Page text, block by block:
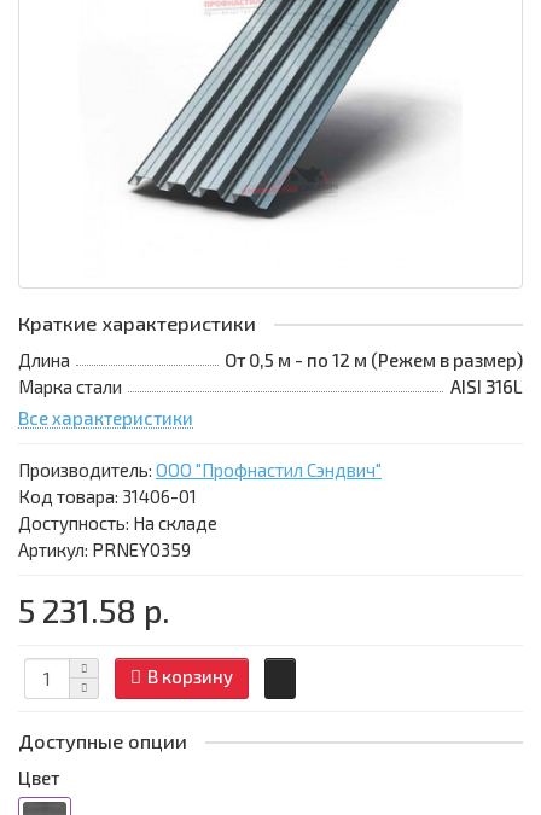
Краткие характеристики
Длина
От 0,5 м - по 12 м (Режем в размер)
Марка стали
AISI 316L
Все характеристики
Производитель: ООО "Профнастил Сэндвич"
Код товара: 31406-01
Доступность: На складе
Артикул: PRNEY0359
5 231.58 р.
В корзину
Доступные опции
Цвет